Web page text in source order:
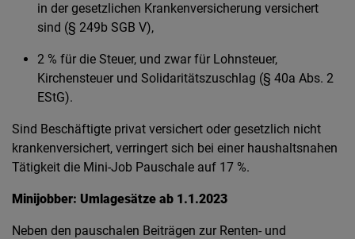
in der gesetzlichen Krankenversicherung versichert
sind (§ 249b SGB V),
2 % für die Steuer, und zwar für Lohnsteuer,
Kirchensteuer und Solidaritätszuschlag (§ 40a Abs. 2
EStG).
Sind Beschäftigte privat versichert oder gesetzlich nicht
krankenversichert, verringert sich bei einer haushaltsnahen
Tätigkeit die Mini-Job Pauschale auf 17 %.
Minijobber: Umlagesätze ab 1.1.2023
Neben den pauschalen Beiträgen zur Renten- und